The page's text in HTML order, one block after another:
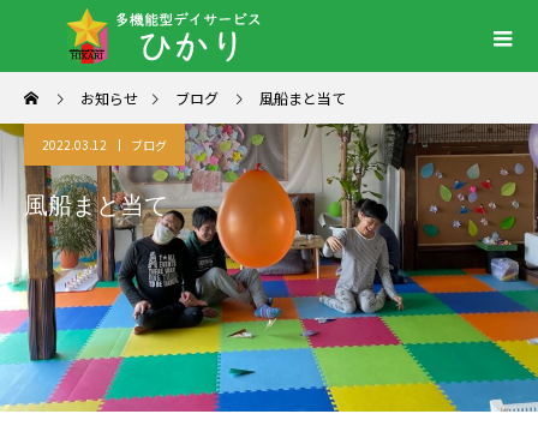
お知らせ ブログ 風船まと当て
2022.03.12 ブログ
風船まと当て